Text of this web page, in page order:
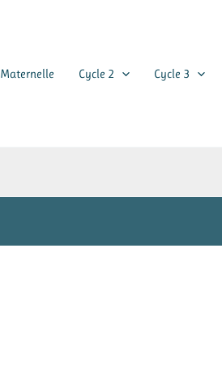
Maternelle Cycle 2 Cycle 3